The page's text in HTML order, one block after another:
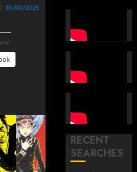
30/09/2025
RECENT
SEARCHES